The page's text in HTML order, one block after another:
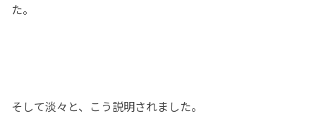
た。
そして淡々と、こう説明されました。